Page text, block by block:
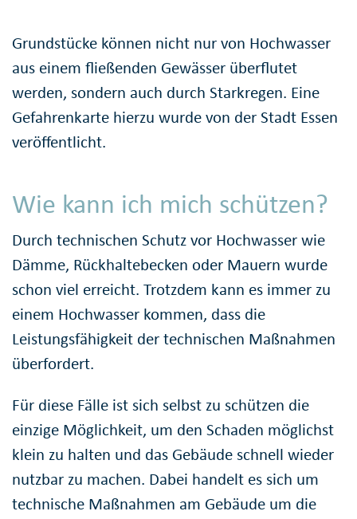
Grundstücke können nicht nur von Hochwasser
aus einem fließenden Gewässer überflutet
werden, sondern auch durch Starkregen. Eine
Gefahrenkarte hierzu wurde von der Stadt Essen
veröffentlicht.
Wie kann ich mich schützen?
Durch technischen Schutz vor Hochwasser wie
Dämme, Rückhaltebecken oder Mauern wurde
schon viel erreicht. Trotzdem kann es immer zu
einem Hochwasser kommen, dass die
Leistungsfähigkeit der technischen Maßnahmen
überfordert.
Für diese Fälle ist sich selbst zu schützen die
einzige Möglichkeit, um den Schaden möglichst
klein zu halten und das Gebäude schnell wieder
nutzbar zu machen. Dabei handelt es sich um
technische Maßnahmen am Gebäude um die